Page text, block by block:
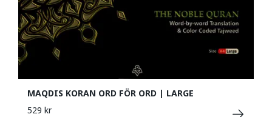
MAQDIS KORAN ORD FÖR ORD | LARGE
529 kr